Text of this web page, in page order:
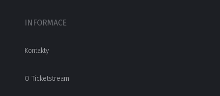
INFORMACE
Kontakty
O Ticketstream